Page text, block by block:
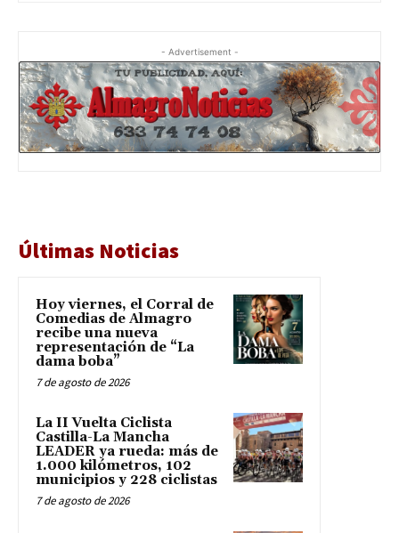
- Advertisement -
Últimas Noticias
Hoy viernes, el Corral de
Comedias de Almagro
recibe una nueva
representación de “La
dama boba”
7 de agosto de 2026
La II Vuelta Ciclista
Castilla-La Mancha
LEADER ya rueda: más de
1.000 kilómetros, 102
municipios y 228 ciclistas
7 de agosto de 2026